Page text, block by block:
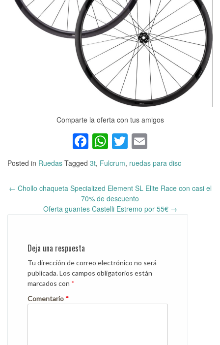
Comparte la oferta con tus amigos
Facebook
WhatsApp
Twitter
Posted in Ruedas Tagged 3t, Fulcrum, ruedas para disc
navigation
← Chollo chaqueta Specialized Element SL Elite Race con casi el
70% de descuento
Oferta guantes Castelli Estremo por 55€ →
Deja una respuesta
Tu dirección de correo electrónico no será
publicada.Los campos obligatorios están
marcados con *
Comentario *